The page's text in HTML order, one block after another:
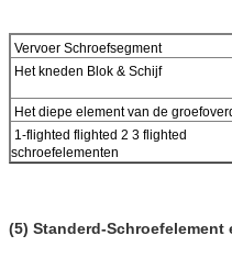
Vervoer Schroefsegment
Het kneden Blok & Schijf
Het diepe element van de
1-flighted flighted 2 3 flighted
schroefelementen
(5) Standerd-Schroefelement